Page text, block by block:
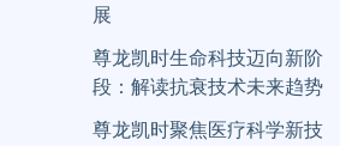
展
尊龙凯时生命科技迈向新阶
段：解读抗衰技术未来趋势
尊龙凯时聚焦医疗科学新技